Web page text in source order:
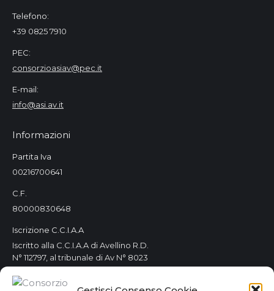
Telefono:
+39 0825 7910
PEC:
consorzioasiav@pec.it
E-mail:
info@asi.av.it
Informazioni
Partita Iva
00216700641
C.F.
80000830648
Iscrizione C.C.I.A.A
Iscritto alla C.C.I.A.A di Avellino R.D.
N° 112797, al tribunale di Av N° 8023
Orari Consorzio